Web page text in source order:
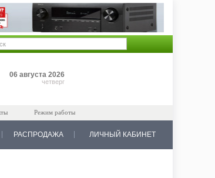
06 августа 2026
четверг
Режим работы
РАСПРОДАЖА ЛИЧНЫЙ КАБИНЕТ